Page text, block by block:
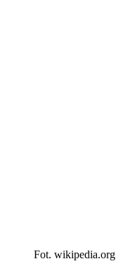
Fot. wikipedia.org